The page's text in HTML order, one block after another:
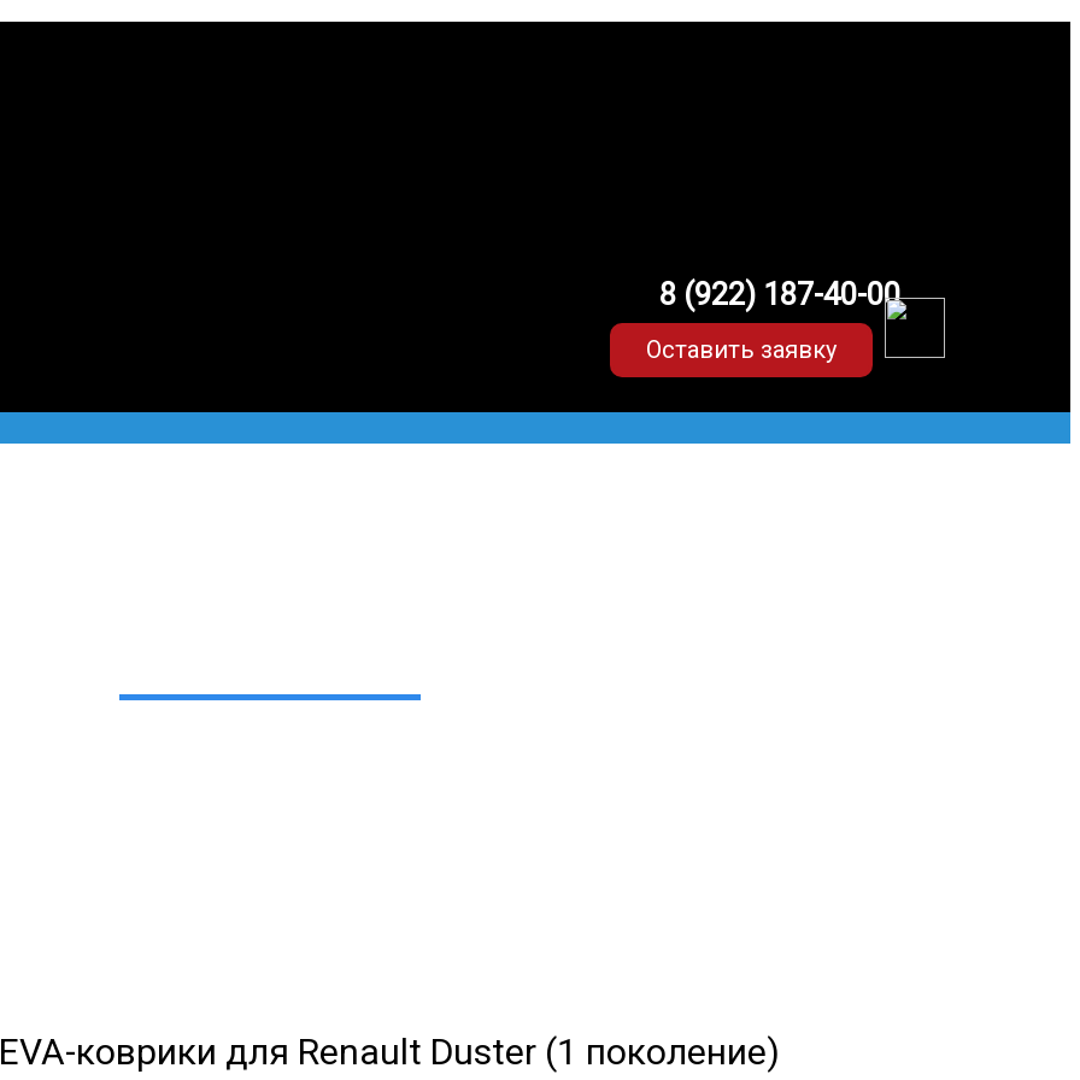
8 (922) 187-40-00
Оставить заявку
EVA-коврики для Renault Duster (1 поколение)